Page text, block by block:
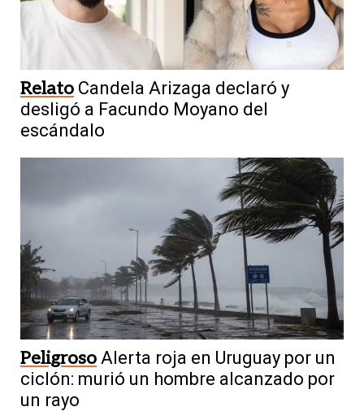
Relato Candela Arizaga declaró y
desligó a Facundo Moyano del
escándalo
Peligroso Alerta roja en Uruguay por un
ciclón: murió un hombre alcanzado por
un rayo